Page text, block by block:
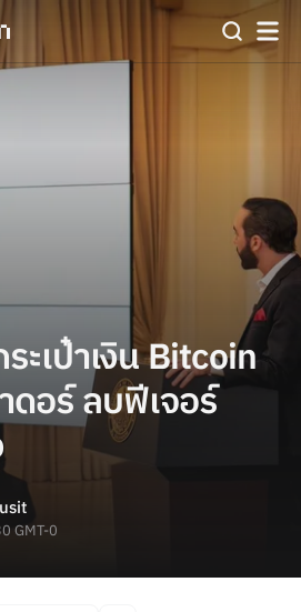
ะเป๋าเงิน Bitcoin
ดอร์ ลบฟีเจอร์
GMT-0